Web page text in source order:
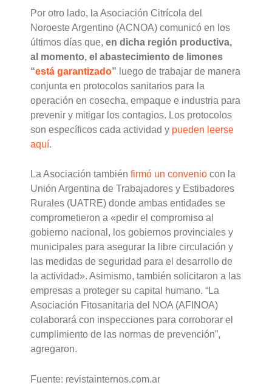
Por otro lado, la Asociación Citrícola del
Noroeste Argentino (ACNOA) comunicó en los
últimos días que,en dicha región productiva,
al momento, el abastecimiento de limones
“está garantizado” luego de trabajar de manera
conjunta en protocolos sanitarios para la
operación en cosecha, empaque e industria para
prevenir y mitigar los contagios. Los protocolos
son específicos cada actividad y pueden leerse
aquí.
La Asociación tambiénfirmó un convenio con la
Unión Argentina de Trabajadores y Estibadores
Rurales (UATRE) donde ambas entidades se
comprometieron a «pedir el compromiso al
gobierno nacional, los gobiernos provinciales y
municipales para asegurar la libre circulación y
las medidas de seguridad para el desarrollo de
la actividad». Asimismo, también solicitaron a las
empresas a proteger su capital humano. “La
Asociación Fitosanitaria del NOA (AFINOA)
colaborará con inspecciones para corroborar el
cumplimiento de las normas de prevención”,
agregaron.
Fuente: revistainternos.com.ar